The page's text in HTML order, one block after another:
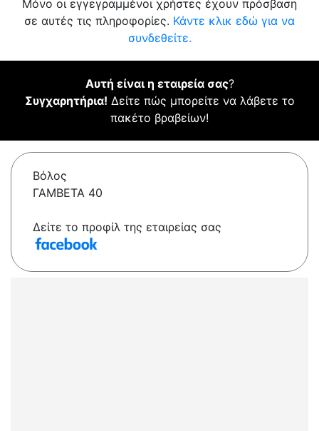
Μόνο οι εγγεγραμμένοι χρήστες έχουν πρόσβαση
σε αυτές τις πληροφορίες. Κάντε κλικ εδώ για να
συνδεθείτε.
Αυτή είναι η εταιρεία σας?
Συγχαρητήρια! Δείτε πώς μπορείτε να λάβετε το
πακέτο βραβείων!
Βόλος
ΓΑΜΒΕΤΑ 40
Δείτε το προφίλ της εταιρείας σας